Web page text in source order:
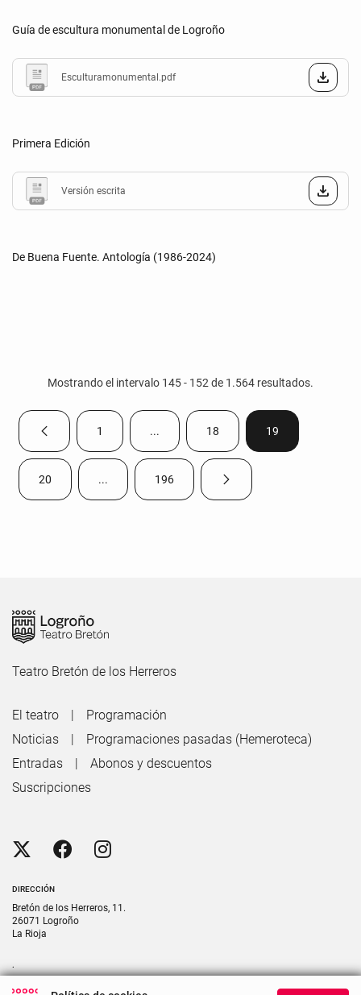
Guía de escultura monumental de Logroño
Esculturamonumental.pdf
Primera Edición
Versión escrita
De Buena Fuente. Antología (1986-2024)
Mostrando el intervalo 145 - 152 de 1.564 resultados.
Página anteriorPágina
1 ...Páginas intermedias Use TAB para
Página
18 Página
19
Página
20 ...Páginas intermedias Use TAB para desplazarse.
Página
196 Página siguiente
Teatro Bretón de los Herreros
DIRECCIÓN
Bretón de los Herreros, 11.
26071 Logroño
La Rioja
.
CONTACTO
El teatro
Programación
Noticias
Programaciones pasadas (Hemeroteca)
Entradas
Abonos y descuentos
Suscripciones